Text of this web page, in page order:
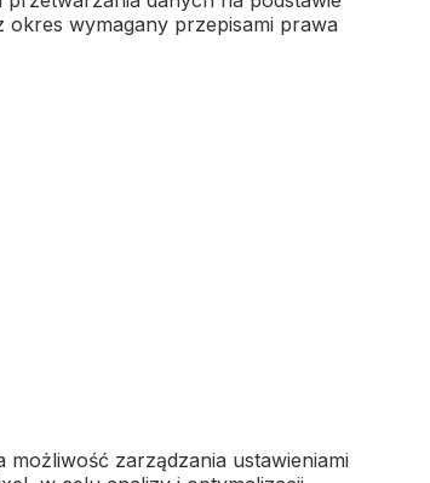
wymagany przepisami prawa
zarządzania ustawieniami